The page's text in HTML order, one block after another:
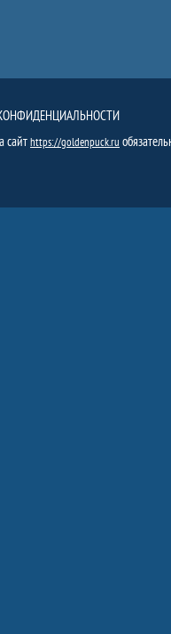
сайтhttps://goldenpuck.ru